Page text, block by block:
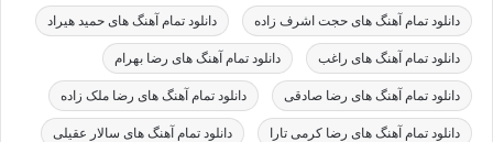
دانلود تمام آهنگ های حجت اشرف زاده دانلود تمام آهنگ های حمید هیراد
دانلود تمام آهنگ های راغب دانلود تمام آهنگ های رضا بهرام
دانلود تمام آهنگ های رضا صادقی دانلود تمام آهنگ های رضا ملک زاده
دانلود تمام آهنگ های رضا کرمی تارا دانلود تمام آهنگ های سالار عقیلی